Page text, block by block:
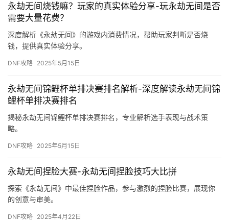
永劫无间烧钱嘛？玩家的真实体验分享-玩永劫无间是否
需要大量花费？
深度解析《永劫无间》的游戏内消费情况，帮助玩家判断是否烧
钱，提供真实体验分享。
DNF攻略 2025年5月15日
永劫无间锦鲤杯单排决赛排名解析-深度解读永劫无间锦
鲤杯单排决赛排名
揭秘永劫无间锦鲤杯单排决赛排名，专业解析选手表现与战术策
略。
DNF攻略 2025年5月15日
永劫无间捏脸大赛-永劫无间捏脸技巧大比拼
探索《永劫无间》中最佳捏脸作品，参与激烈的捏脸比赛，展现你
的创意与审美。
DNF攻略 2025年4月22日